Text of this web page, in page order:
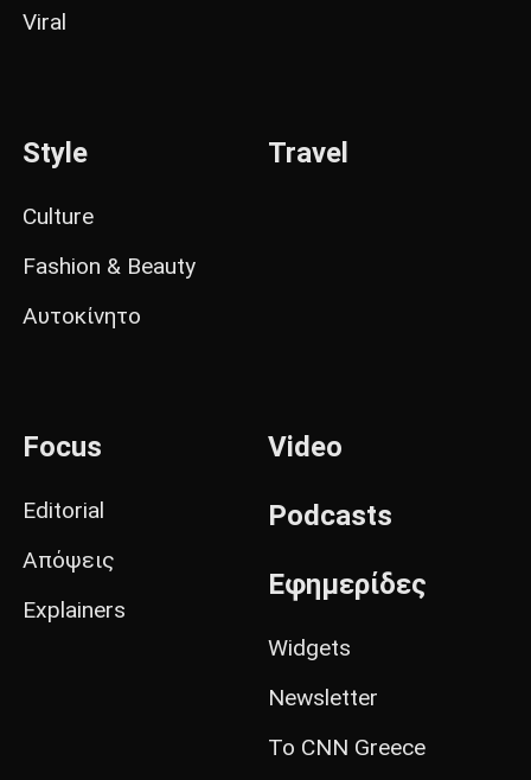
Viral
Style
Culture
Fashion & Beauty
Αυτοκίνητο
Travel
Focus
Editorial
Απόψεις
Explainers
Video
Podcasts
Εφημερίδες
Widgets
Newsletter
Το CNN Greece